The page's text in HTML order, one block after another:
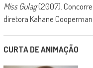
Miss Gulag(2007). Concorre
diretora Kahane
CURTA DE ANIMAÇÃO